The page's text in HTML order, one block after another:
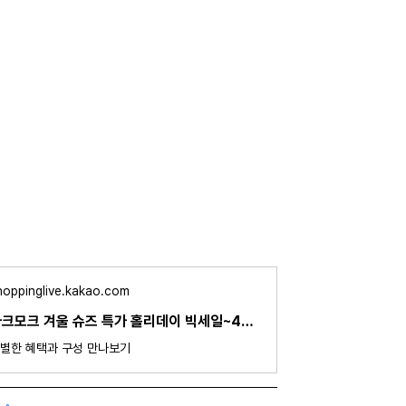
마크모크 겨울 슈즈 특가 홀리데이 빅세일~42%
한 혜택과 구성 만나보기